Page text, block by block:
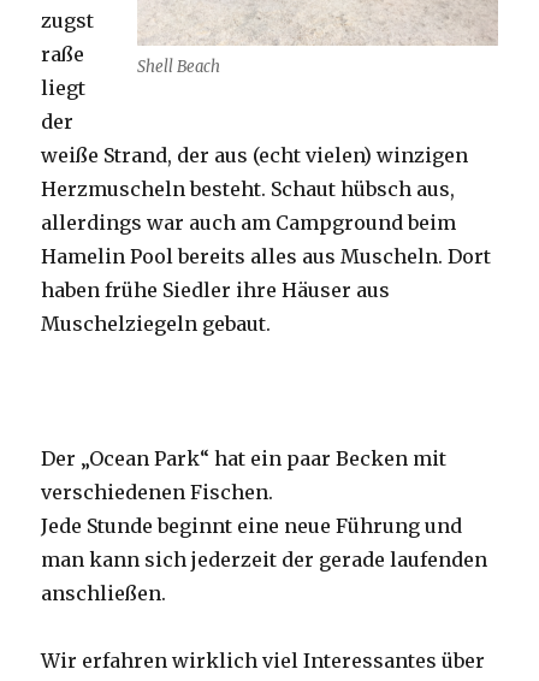
Shell Beach
zugst
raße
liegt
der
weiße Strand, der aus (echt vielen) winzigen
Herzmuscheln besteht. Schaut hübsch aus,
allerdings war auch am Campground beim
Hamelin Pool bereits alles aus Muscheln. Dort
haben frühe Siedler ihre Häuser aus
Muschelziegeln gebaut.
Der „Ocean Park“ hat ein paar Becken mit
verschiedenen Fischen.
Jede Stunde beginnt eine neue Führung und
man kann sich jederzeit der gerade laufenden
anschließen.
Wir erfahren wirklich viel Interessantes über